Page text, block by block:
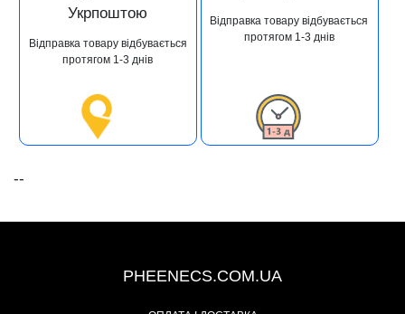
Укрпоштою
Відправка товару відбувається
протягом 1-3 днів
Відправка товару відбувається
протягом 1-3 днів
--
PHEENECS.COM.UA